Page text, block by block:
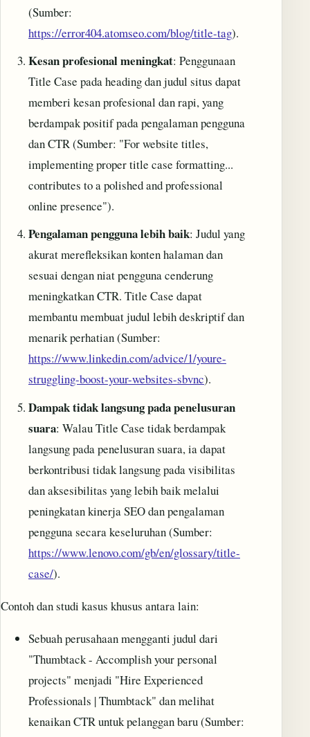
(Sumber:
https://error404.atomseo.com/blog/title-tag).
Kesan profesional meningkat: Penggunaan
Title Case pada heading dan judul situs dapat
memberi kesan profesional dan rapi, yang
berdampak positif pada pengalaman pengguna
dan CTR (Sumber: "For website titles,
implementing proper title case formatting...
contributes to a polished and professional
online presence").
Pengalaman pengguna lebih baik: Judul yang
akurat merefleksikan konten halaman dan
sesuai dengan niat pengguna cenderung
meningkatkan CTR. Title Case dapat
membantu membuat judul lebih deskriptif dan
menarik perhatian (Sumber:
https://www.linkedin.com/advice/1/youre-
struggling-boost-your-websites-sbvnc).
Dampak tidak langsung pada penelusuran
suara: Walau Title Case tidak berdampak
langsung pada penelusuran suara, ia dapat
berkontribusi tidak langsung pada visibilitas
dan aksesibilitas yang lebih baik melalui
peningkatan kinerja SEO dan pengalaman
pengguna secara keseluruhan (Sumber:
https://www.lenovo.com/gb/en/glossary/title-
case/).
Contoh dan studi kasus khusus antara lain:
Sebuah perusahaan mengganti judul dari
"Thumbtack - Accomplish your personal
projects" menjadi "Hire Experienced
Professionals | Thumbtack" dan melihat
kenaikan CTR untuk pelanggan baru (Sumber: